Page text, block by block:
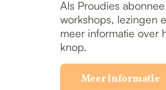
Als Proudies
workshops, lezingen
meer informatie over
knop.
Meer informatie